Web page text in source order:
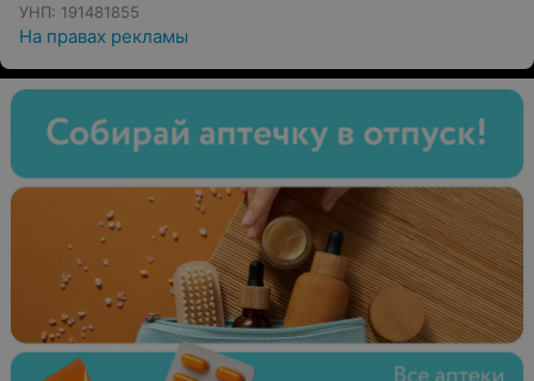
УНП: 191481855
На правах рекламы